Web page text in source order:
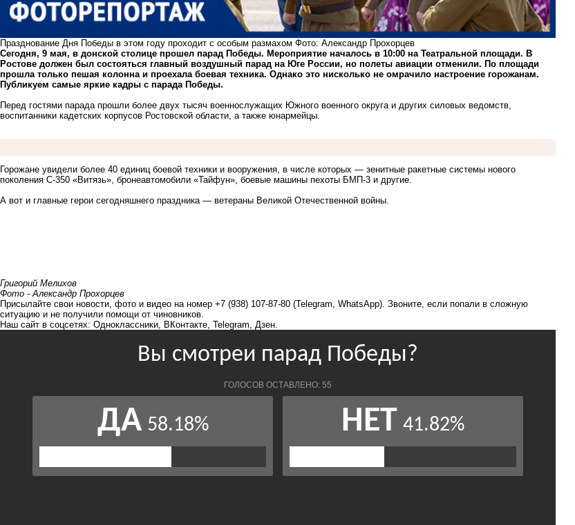
Празднование Дня Победы в этом году проходит с особым размахом Фото: Александр Прохорцев
Сегодня, 9 мая, в донской столице прошел парад Победы. Мероприятие началось в 10:00 на Театральной площади. В
Ростове должен был состояться главный воздушный парад на Юге России, но полеты авиации отменили. По площади
прошла только пешая колонна и проехала боевая техника. Однако это нисколько не омрачило настроение горожанам.
Публикуем самые яркие кадры с парада Победы.
Перед гостями парада прошли более двух тысяч военнослужащих Южного военного округа и других силовых ведомств,
воспитанники кадетских корпусов Ростовской области, а также юнармейцы.
Горожане увидели более 40 единиц боевой техники и вооружения, в числе которых — зенитные ракетные системы нового
поколения С-350 «Витязь», бронеавтомобили «Тайфун», боевые машины пехоты БМП-3 и другие.
А вот и главные герои сегодняшнего праздника — ветераны Великой Отечественной войны.
Григорий Мелихов
Фото - Александр Прохорцев
Присылайте свои новости, фото и видео на номер +7 (938) 107-87-80 (Telegram, WhatsApp). Звоните, если попали в сложную
ситуацию и не получили помощи от чиновников.
Наш сайт в соцсетях: Одноклассники, ВКонтакте, Telegram, Дзен.